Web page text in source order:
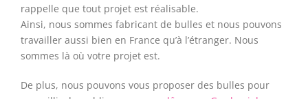
rappelle que tout projet est réalisable.
Ainsi, nous sommes fabricant de bulles et nous pouvons
travailler aussi bien en France qu’à l’étranger. Nous
sommes là où votre projet est.
De plus, nous pouvons vous proposer des bulles pour